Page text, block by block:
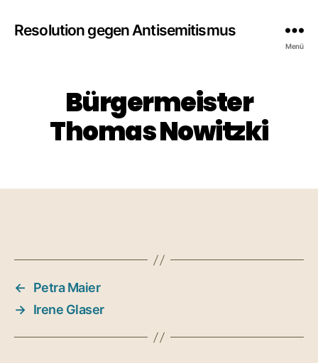
Resolution gegen Antisemitismus
Menü
Bürgermeister
Thomas Nowitzki
←
Petra Maier
→ Irene Glaser